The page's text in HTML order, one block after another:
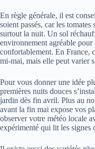
En règle générale, il est
soient passés, car les tomates
surtout la nuit. Un sol
environnement agréable pour
confortablement. En France,
mi-mai, mais elle peut varier
Pour vous donner une idée
premières nuits douces
jardin dès fin avril. Plus au
avant la fin mai expose vos
observer votre météo locale
expérimenté qui lit les signes